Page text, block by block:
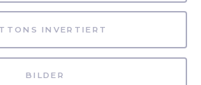
INVERTIERT
BILDER